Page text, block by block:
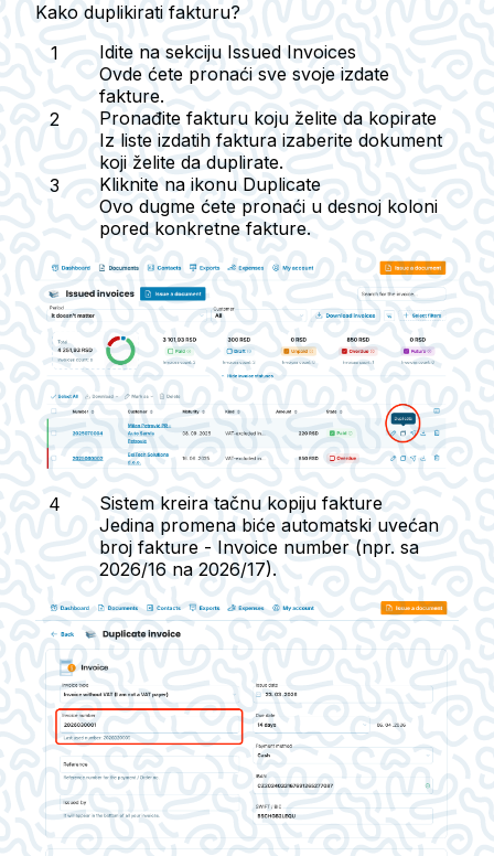
Kako duplikirati fakturu?
Idite na sekciju Issued Invoices
Ovde ćete pronaći sve svoje izdate
fakture.
Pronađite fakturu koju želite da kopirate
Iz liste izdatih faktura izaberite dokument
koji želite da duplirate.
Kliknite na ikonu Duplicate
Ovo dugme ćete pronaći u desnoj koloni
pored konkretne fakture.
Sistem kreira tačnu kopiju fakture
Jedina promena biće automatski uvećan
broj fakture - Invoice number (npr. sa
2026/16 na 2026/17).